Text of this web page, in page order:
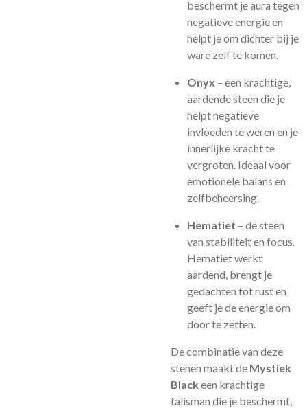
beschermt je aura tegen
negatieve energie en
helpt je om dichter bij je
ware zelf te komen.
Onyx – een krachtige,
aardende steen die je
helpt negatieve
invloeden te weren en je
innerlijke kracht te
vergroten. Ideaal voor
emotionele balans en
zelfbeheersing.
Hematiet – de steen
van stabiliteit en focus.
Hematiet werkt
aardend, brengt je
gedachten tot rust en
geeft je de energie om
door te zetten.
De combinatie van deze
stenen maakt de Mystiek
Black een krachtige
talisman die je beschermt,